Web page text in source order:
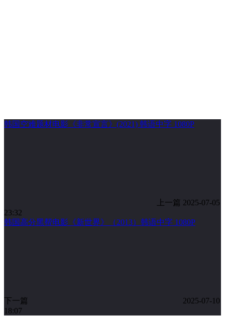
韩国空难题材电影《非常宣言》(2021) 韩语中字 1080P
上一篇 2025-07-05
23:32
韩国高分黑帮电影《新世界》（2013）韩语中字 1080P
下一篇
2025-07-10
18:07